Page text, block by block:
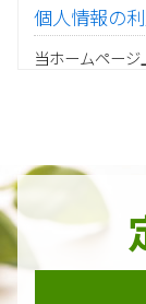
個人情報の
当ホームペー
当グループ
当グループ
ダイレクト
などの意見